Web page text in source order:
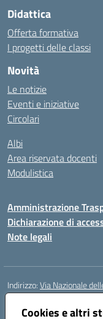
Cookies e altri
Didattica
Offerta formativa
I progetti delle classi
Novità
Le notizie
Eventi e iniziative
Circolari
Albi
Area riservata docenti
Modulistica
Amministrazione
Dichiarazione di
Note legali
Indirizzo:Via Nazionale
Centralino:
Email: